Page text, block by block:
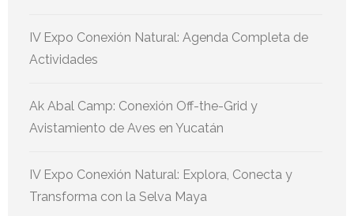
IV Expo Conexión Natural: Agenda Completa de
Actividades
Ak Abal Camp: Conexión Off-the-Grid y
Avistamiento de Aves en Yucatán
IV Expo Conexión Natural: Explora, Conecta y
Transforma con la Selva Maya